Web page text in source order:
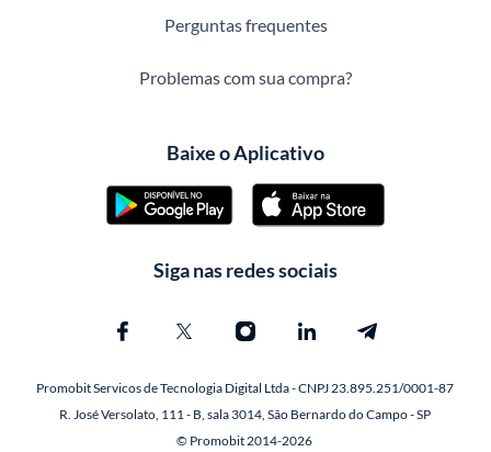
Perguntas frequentes
Problemas com sua compra?
Baixe o Aplicativo
Siga nas redes sociais
Promobit Servicos de Tecnologia Digital Ltda - CNPJ 23.895.251/0001-87
R. José Versolato, 111 - B, sala 3014, São Bernardo do Campo - SP
© Promobit 2014-2026